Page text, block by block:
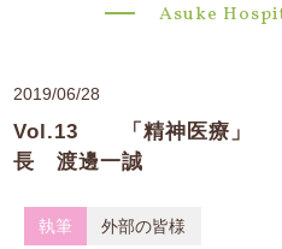
Asuke
2019/06/28
Vol.13 「精神医療」
長 渡邊一誠
執筆 外部の皆様